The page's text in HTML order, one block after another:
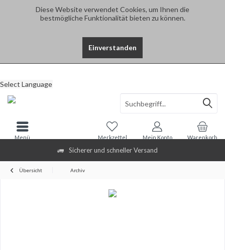
Diese Website verwendet Cookies, um Ihnen die
bestmögliche Funktionalität bieten zu können.
Einverstanden
Sicherer und schneller Versand
Select Language
Warenkorb
Merkzettel Mein Konto
Menü
Übersicht Archiv